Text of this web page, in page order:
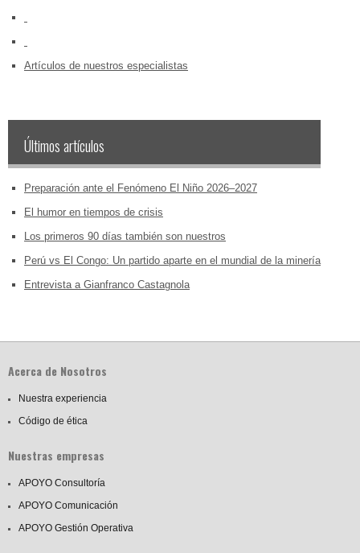
Artículos de nuestros especialistas
Últimos artículos
Preparación ante el Fenómeno El Niño 2026–2027
El humor en tiempos de crisis
Los primeros 90 días también son nuestros
Perú vs El Congo: Un partido aparte en el mundial de la minería
Entrevista a Gianfranco Castagnola
Acerca de Nosotros
Nuestra experiencia
Código de ética
Nuestras empresas
APOYO Consultoría
APOYO Comunicación
APOYO Gestión Operativa